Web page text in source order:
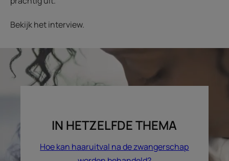
Bekijk het interview.
IN HETZELFDE THEMA
Hoe kan haaruitval na de zwangerschap